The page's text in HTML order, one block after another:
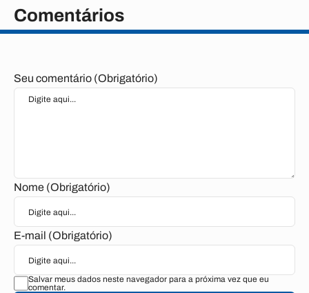
Comentários
Seu comentário (Obrigatório)
Nome (Obrigatório)
E-mail (Obrigatório)
Salvar meus dados neste navegador para a próxima vez que eu
comentar.